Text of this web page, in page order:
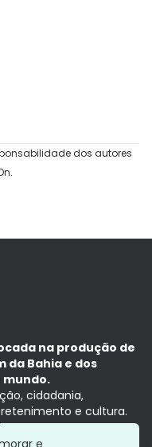
dos autores
na produção de
da Bahia e dos
mundo.
cidadania,
e cultura.
no tempo presente,
e